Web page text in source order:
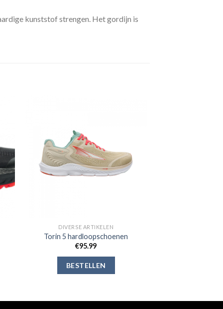
kunststof strengen. Het gordijn is
DIVERSE ARTIKELEN
Torin 5 hardloopschoenen
€95.99
BESTELLEN